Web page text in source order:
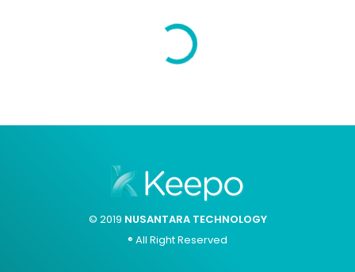
© 2019 NUSANTARA TECHNOLOGY
® All Right Reserved